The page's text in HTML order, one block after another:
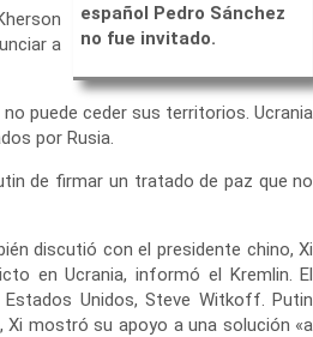
español Pedro Sánchez
no fue invitado.
a
puede ceder sus territorios. Ucrania
por Rusia.
de firmar un tratado de paz que no
discutió con el presidente chino, Xi
en Ucrania, informó el Kremlin. El
Unidos, Steve Witkoff. Putin
Xi mostró su apoyo a una solución «a